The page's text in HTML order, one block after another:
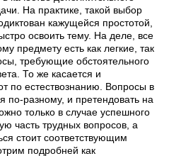
На практике, такой выбор
кажущейся простотой,
освоить тему. На деле, все
предмету есть как легкие, так
требующие обстоятельного
То же касается и
по естествознанию. Вопросы в
по-разному, и претендовать на
только в случае успешного
часть трудных вопросов, а
стоит соответствующим
подробней как